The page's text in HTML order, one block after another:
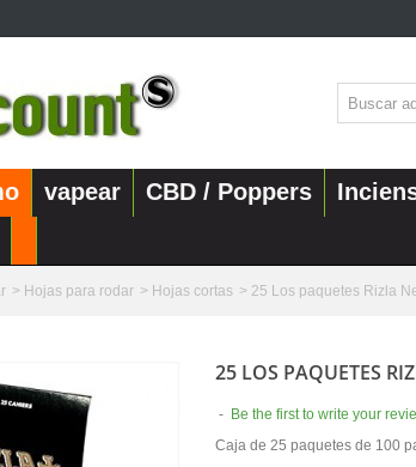
vapear CBD / Poppers
> Hojas para rodar > Hojas cortas > 25 Los paquetes Rizla
25 LOS PAQUETES
- Be the first to write your
Caja de 25 paquetes de 100